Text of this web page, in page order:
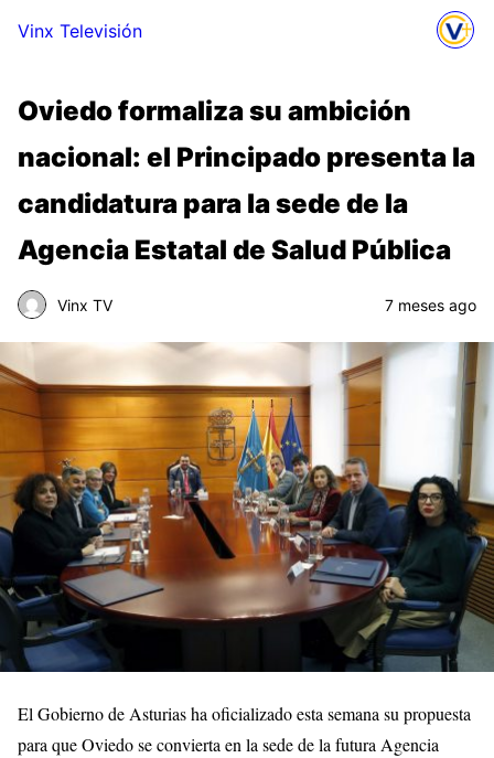
Vinx Televisión
Oviedo formaliza su ambición
nacional: el Principado presenta la
candidatura para la sede de la
Agencia Estatal de Salud Pública
Vinx TV 7 meses ago
El Gobierno de Asturias ha oficializado esta semana su propuesta
para que Oviedo se convierta en la sede de la futura Agencia